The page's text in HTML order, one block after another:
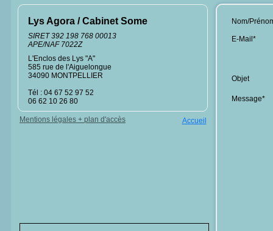
Lys Agora / Cabinet Some
SIRET 392 198 768 00013
APE/NAF 7022Z
L'Enclos des Lys "A"
585 rue de l'Aiguelongue
34090 MONTPELLIER
Tél : 04 67 52 97 52
06 62 10 26 80
Mentions légales + plan d'accès Accueil
Nom/
E-Mail*
Objet
Message*